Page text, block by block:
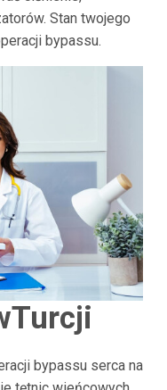
Stan twojego
bypassu.
Turcji
bypassu serca na